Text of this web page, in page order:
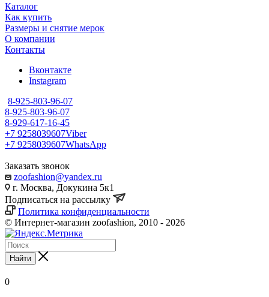
Каталог
Как купить
Размеры и снятие мерок
О компании
Контакты
Вконтакте
Instagram
8-925-803-96-07
8-925-803-96-07
8-929-617-16-45
+7 9258039607Viber
+7 9258039607WhatsApp
Заказать звонок
zoofashion@yandex.ru
г. Москва, Докукина 5к1
Подписаться на рассылку
Политика конфиденциальности
© Интернет-магазин zoofashion, 2010 - 2026
Найти
0